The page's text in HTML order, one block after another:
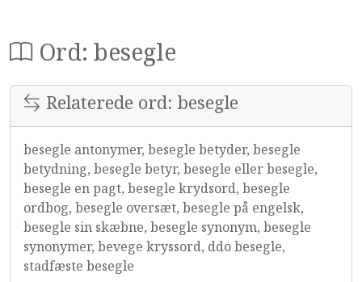
Ord: besegle
Relaterede ord: besegle
besegle antonymer, besegle betyder, besegle
betydning, besegle betyr, besegle eller besegle,
besegle en pagt, besegle krydsord, besegle
ordbog, besegle oversæt, besegle på engelsk,
besegle sin skæbne, besegle synonym, besegle
synonymer, bevege kryssord, ddo besegle,
stadfæste besegle